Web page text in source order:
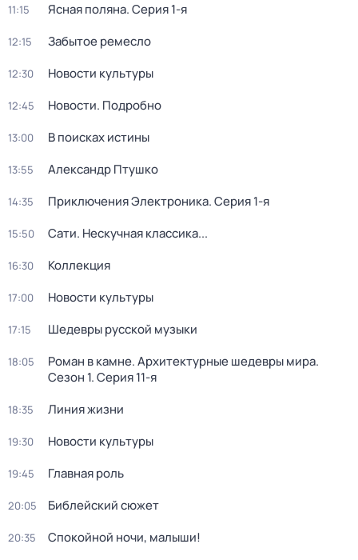
11:15 Ясная поляна. Серия 1-я
12:15 Забытое ремесло
12:30 Новости культуры
12:45 Новости. Подробно
13:00 В поисках истины
13:55 Александр Птушко
14:35 Приключения Электроника. Серия 1-я
15:50 Сати. Нескучная классика...
16:30 Коллекция
17:00 Новости культуры
17:15 Шедевры русской музыки
18:05 Роман в камне. Архитектурные шедевры мира.
Сезон 1. Серия 11-я
18:35 Линия жизни
19:30 Новости культуры
19:45 Главная роль
20:05 Библейский сюжет
20:35 Спокойной ночи, малыши!